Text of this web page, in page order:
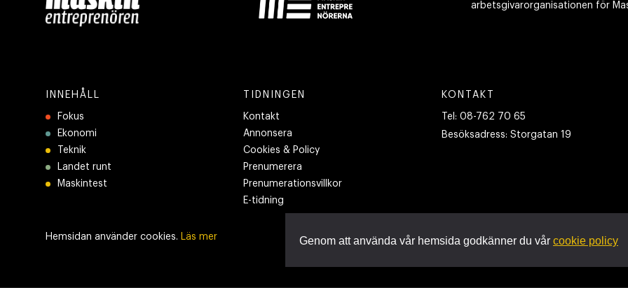
arbetsgivarorganisationen för
INNEHÅLL
Fokus
Ekonomi
Teknik
Landet runt
Maskintest
TIDNINGEN
Kontakt
Annonsera
Cookies & Policy
Prenumerera
Prenumerationsvillkor
E-tidning
KONTAKT
Tel: 08-762 70 65
Besöksadress: Storgatan 19
Hemsidan använder cookies. Läs mer Genom att använda vår hemsida godkänner du vår cookie policy